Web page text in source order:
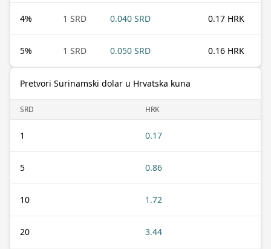
4% 1 SRD 0.040 SRD 0.17 HRK
5% 1 SRD 0.050 SRD 0.16 HRK
Pretvori Surinamski dolar u Hrvatska kuna
SRD HRK
1 0.17
5 0.86
10 1.72
20 3.44